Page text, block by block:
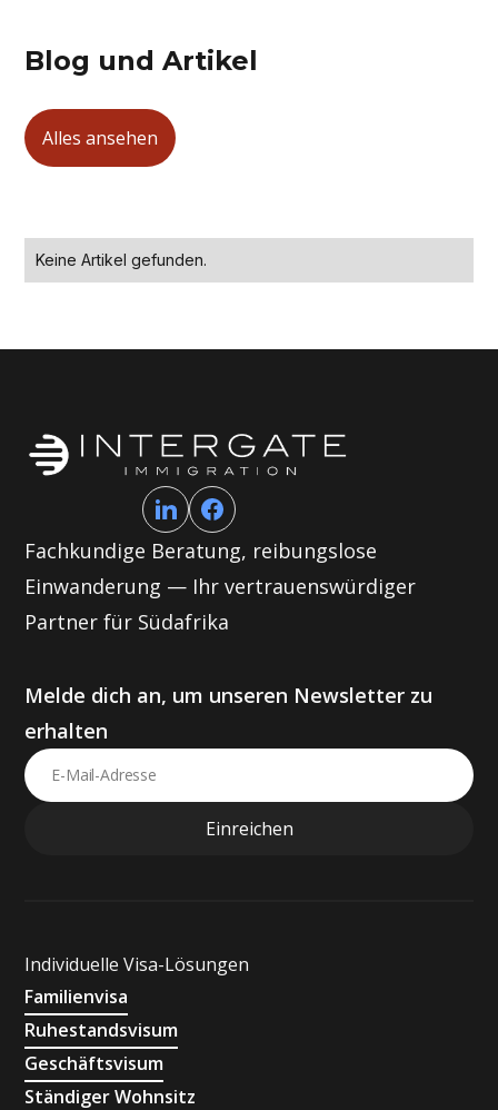
Blog und Artikel
Alles ansehen
Keine Artikel gefunden.
Fachkundige Beratung, reibungslose
Einwanderung — Ihr vertrauenswürdiger
Partner für Südafrika
Melde dich an, um unseren Newsletter zu
erhalten
Individuelle Visa-Lösungen
Familienvisa
Ruhestandsvisum
Geschäftsvisum
Ständiger Wohnsitz